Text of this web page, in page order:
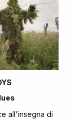
all'insegna di